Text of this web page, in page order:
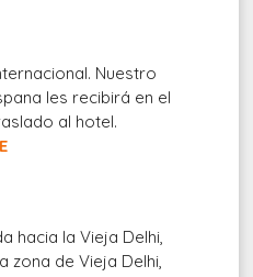
Nuestro
les recibirá en el
al hotel.
hacia la Vieja Delhi,
zona de Vieja Delhi,